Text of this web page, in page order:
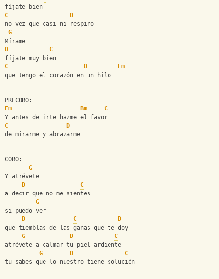
fíjate bien
C
D
no vez que casi ni respiro
G
Mírame
D
C
fíjate muy bien
C
D
Em
que tengo el corazón en un hilo
PRECORO:
Em
Bm
C
Y antes de irte hazme el favor
C
D
de mirarme y abrazarme
CORO:
G
Y atrévete
D
C
a decir que no me sientes
G
si puedo ver
D
C
D
que tiemblas de las ganas que te doy
G
D
C
atrévete a calmar tu piel ardiente
G
D
C
tu sabes que lo nuestro tiene solución